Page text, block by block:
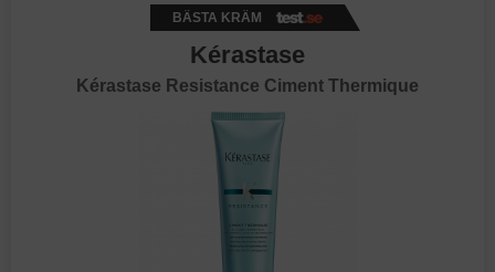
BÄSTA KRÄM
Kérastase
Kérastase Resistance Ciment Thermique